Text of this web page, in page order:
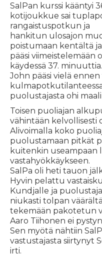
SalPan kurssi kääntyi
kotijoukkue sai
rangaistuspotkun ja
hankitun ulosajon
poistumaan kentältä
pääsi
käydessä 37.
John pääsi vielä
puolustajasta ohi
Toisen puoliajan
vähintään kelvollisesti
Alivoimalla koko
puolustamaan pitkät
kuitenkin useampaan
vastahyökkäykseen.
SalPa oli heti tauon
Hyvin pelattu
Kundjalle ja
niukasti tolpan
tekemään pakotetun
Aaro Tiihonen ei
Sen myötä nähtiin
vastustajasta siirtynyt
irti.